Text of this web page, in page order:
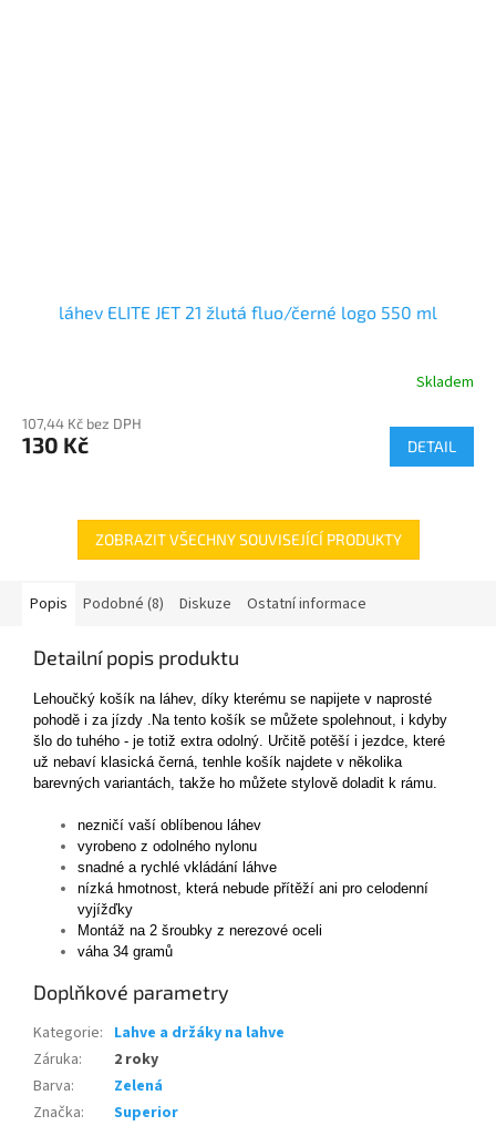
láhev ELITE JET 21 žlutá fluo/černé logo 550 ml
Skladem
107,44 Kč bez DPH
130 Kč DETAIL
ZOBRAZIT VŠECHNY SOUVISEJÍCÍ PRODUKTY
Popis Podobné (8) Diskuze Ostatní informace
Detailní popis produktu
Lehoučký košík na láhev, díky kterému se napijete v naprosté
pohodě i za jízdy .Na tento košík se můžete spolehnout, i kdyby
šlo do tuhého - je totiž extra odolný. Určitě potěší i jezdce, které
už nebaví klasická černá, tenhle košík najdete v několika
barevných variantách, takže ho můžete stylově doladit k rámu.
nezničí vaší oblíbenou láhev
vyrobeno z odolného nylonu
snadné a rychlé vkládání láhve
nízká hmotnost, která nebude přítěží ani pro celodenní
vyjížďky
Montáž na 2 šroubky z nerezové oceli
váha 34 gramů
Doplňkové parametry
Kategorie: Lahve a držáky na lahve
Záruka:
2 roky
Barva:
Zelená
Značka: Superior